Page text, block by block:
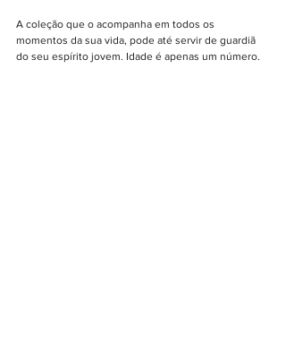
A coleção que o acompanha em todos os
momentos da sua vida, pode até servir de guardiã
do seu espírito jovem. Idade é apenas um número.